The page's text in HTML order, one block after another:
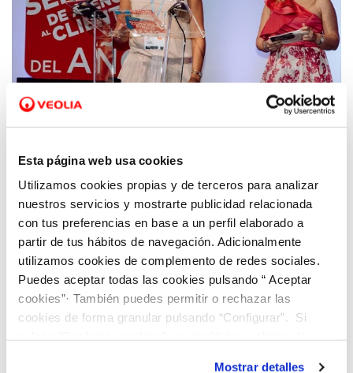
Esta página web usa cookies
Utilizamos cookies propias y de terceros para analizar
nuestros servicios y mostrarte publicidad relacionada
con tus preferencias en base a un perfil elaborado a
partir de tus hábitos de navegación. Adicionalmente
utilizamos cookies de complemento de redes sociales.
Puedes aceptar todas las cookies pulsando “ Aceptar
cookies”· También puedes permitir o rechazar las
cookies de forma granular pulsando “Configurar”. Si
Mostrar detalles
05 OCT 2022
“Elegido Servicio de Atención al Cliente del
Año”